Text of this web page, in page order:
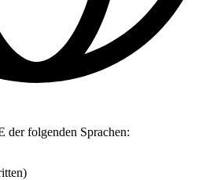
der folgenden Sprachen: